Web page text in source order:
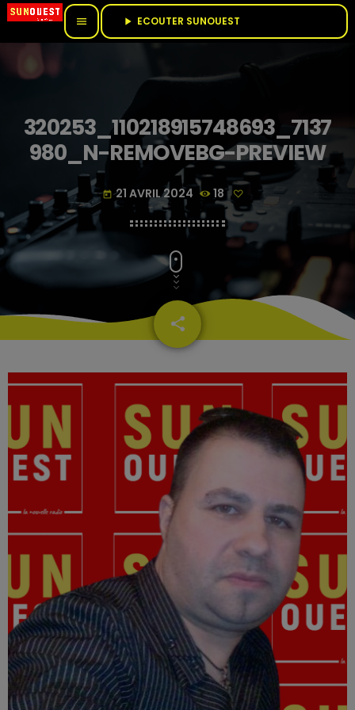
menu play_arrow
320253_110218915748693_7137
980_N-REMOVEBG-PREVIEW
today 21 AVRIL 2024 18
share
email